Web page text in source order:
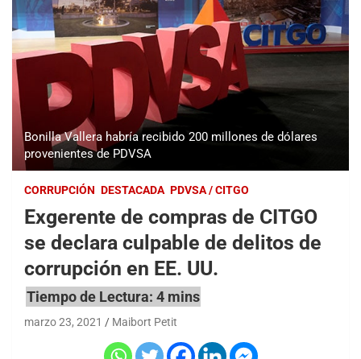
Bonilla Vallera habría recibido 200 millones de dólares
provenientes de PDVSA
CORRUPCIÓN DESTACADA PDVSA / CITGO
Exgerente de compras de CITGO
se declara culpable de delitos de
corrupción en EE. UU.
marzo 23, 2021 Maibort Petit